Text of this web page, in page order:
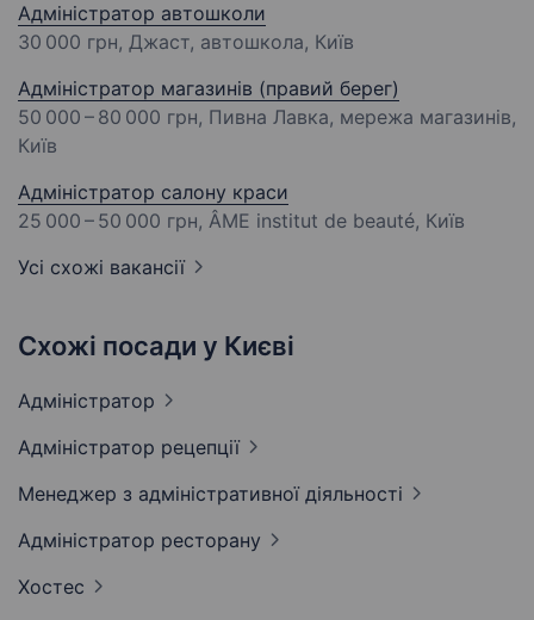
Адміністратор автошколи
30 000 грн, Джаст, автошкола, Київ
Адміністратор магазинів (правий берег)
50 000 – 80 000 грн, Пивна Лавка, мережа магазинів,
Київ
Адміністратор салону краси
25 000 – 50 000 грн, ÂME institut de beauté, Київ
Усі схожі вакансії
Схожі посади у Києві
Адміністратор
Адміністратор рецепції
Менеджер з адміністративної діяльності
Адміністратор ресторану
Хостес